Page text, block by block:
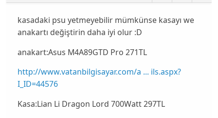
kasadaki psu yetmeyebilir mümkünse kasayı we
anakartı değiştirin daha iyi olur :D
anakart:Asus M4A89GTD Pro 271TL
http://www.vatanbilgisayar.com/a ... ils.aspx?
I_ID=44576
Kasa:Lian Li Dragon Lord 700Watt 297TL